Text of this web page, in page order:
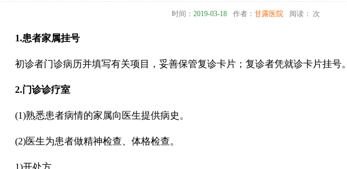
时间：2019-03-18 作者：甘露医院 阅读： 次
1.患者家属挂号
初诊者门诊病历并填写有关项目，妥善保管复诊卡片；复诊者凭就诊卡片挂号。
2.门诊诊疗室
(1)熟悉患者病情的家属向医生提供病史。
(2)医生为患者做精神检查、体格检查。
1)开处方